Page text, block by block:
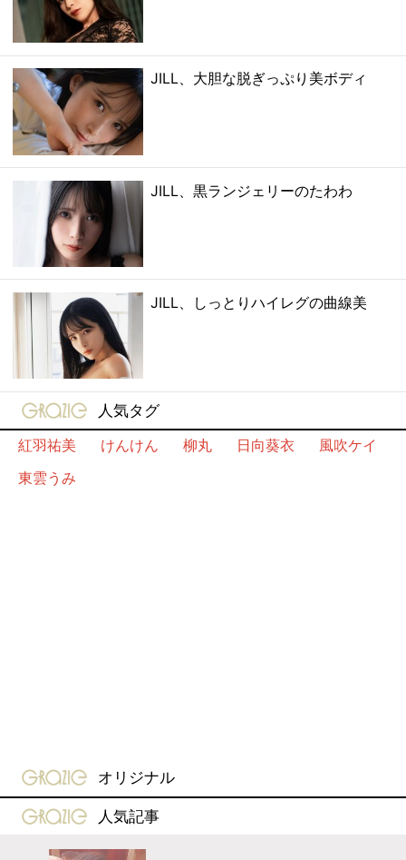
JILL、大胆な脱ぎっぷり美ボディ
JILL、黒ランジェリーのたわわ
JILL、しっとりハイレグの曲線美
gravure-grazie
人気タグ
紅羽祐美
けんけん 柳丸 日向葵衣
風吹ケイ
東雲うみ
gravure-grazie
オリジナル
gravure-grazie
人気記事